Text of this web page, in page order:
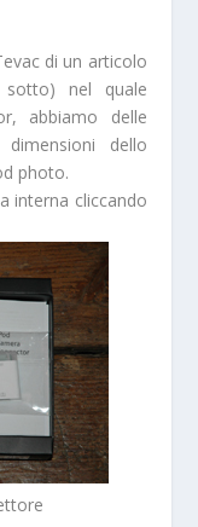
di un articolo
nel quale
abbiamo delle
dello
photo.
interna cliccando